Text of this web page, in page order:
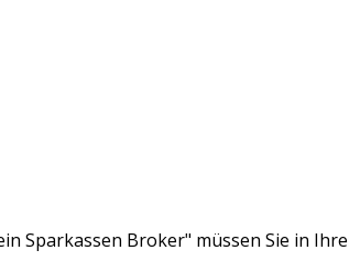
Sparkassen Broker" müssen Sie in